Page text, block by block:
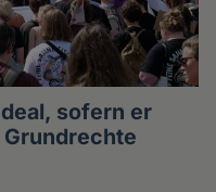
sofern er